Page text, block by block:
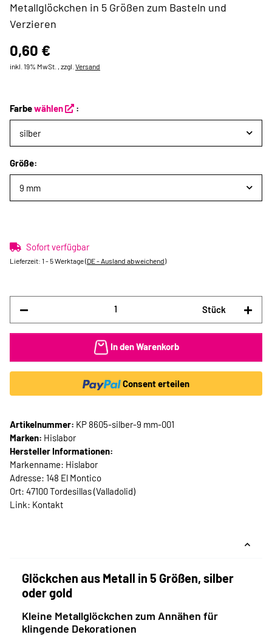
Metallglöckchen in 5 Größen zum Basteln und
Verzieren
0,60 €
inkl. 19% MwSt. , zzgl. Versand
Farbewählen :
silber
Größe:
9 mm
Sofort verfügbar
Lieferzeit: 1 - 5 Werktage(DE - Ausland abweichend)
Stück
In den Warenkorb
Consent erteilen
Artikelnummer: KP 8605-silber-9 mm-001
Marken: Hislabor
Hersteller Informationen:
Markenname: Hislabor
Adresse: 148 El Montico
Ort: 47100 Tordesillas (Valladolid)
Link: Kontakt
Glöckchen aus Metall in 5 Größen, silber
oder gold
Kleine Metallglöckchen zum Annähen für
klingende Dekorationen